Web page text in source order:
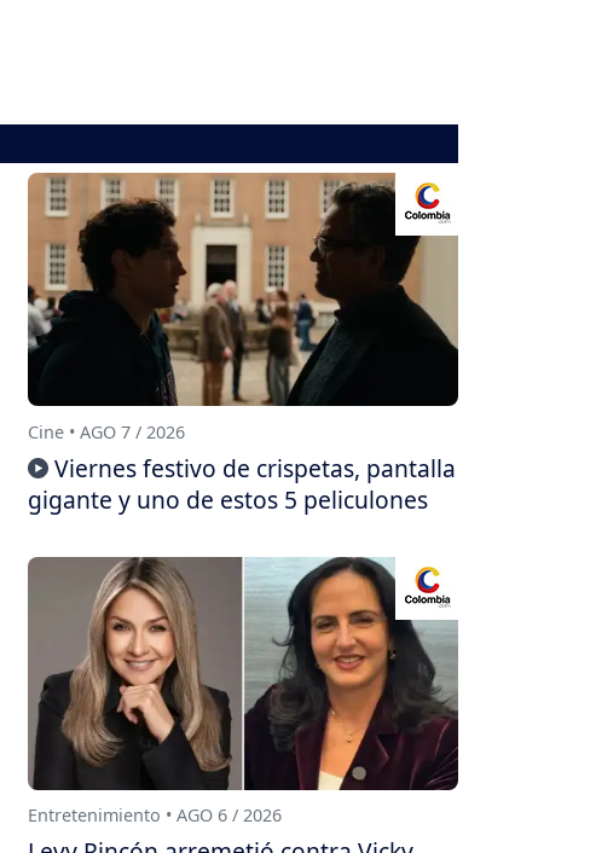
Cine • AGO 7 / 2026
Viernes festivo de crispetas, pantalla
gigante y uno de estos 5 peliculones
Entretenimiento • AGO 6 / 2026